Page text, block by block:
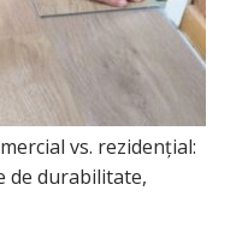
vs. rezidențial:
de durabilitate,